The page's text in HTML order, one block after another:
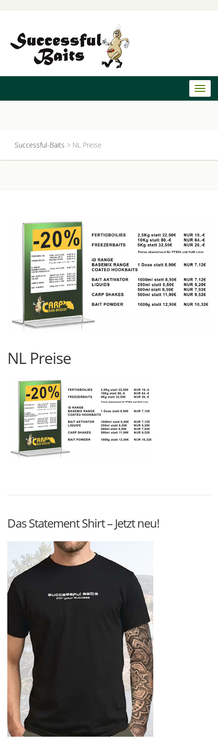
Successful-Baits > NL Preise
NL Preise
Das Statement Shirt – Jetzt neu!